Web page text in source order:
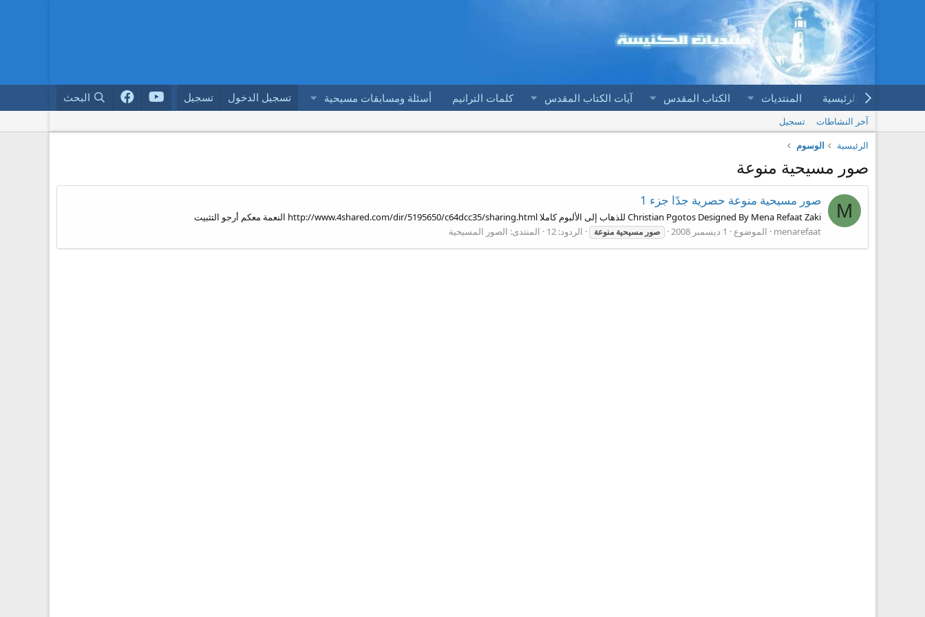
الرئيسية المنتديات الكتاب المقدس آيات الكتاب المقدس كلمات الترانيم أسئلة ومسابقات مسيحية تسجيل الدخول تسجيل البحث
آخر النشاطات
تسجيل
الرئيسية
الوسوم
صور مسيحية منوعة
M صور مسيحية منوعة حصرية جدًا جزء 1
Christian Pgotos Designed By Mena Refaat Zaki للذهاب إلى الألبوم كاملا http://www.4shared.com/dir/5195650/c64dcc35/sharing.html النعمة معكم أرجو التثبيت
menarefaat
الموضوع 1 ديسمبر 2008 صور مسيحية منوعة الردود: 12 المنتدى: الصور المسيحية